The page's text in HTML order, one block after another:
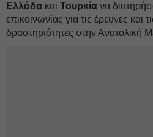
Ελλάδα και Τουρκία να
επικοινωνίας για τις έρευνες και
δραστηριότητες στην Ανατολική